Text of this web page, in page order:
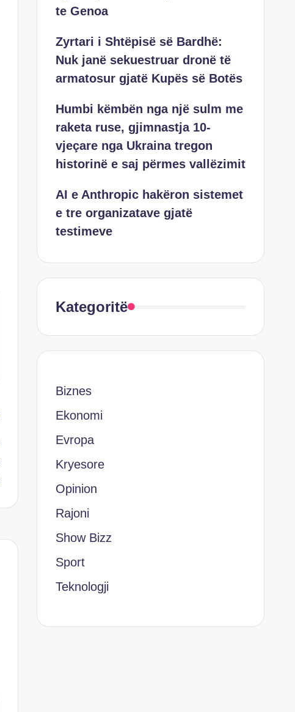
te Genoa
Zyrtari i Shtëpisë së Bardhë:
Nuk janë sekuestruar dronë të
armatosur gjatë Kupës së Botës
Humbi këmbën nga një sulm me
raketa ruse, gjimnastja 10-
vjeçare nga Ukraina tregon
historinë e saj përmes vallëzimit
AI e Anthropic hakëron sistemet
e tre organizatave gjatë
testimeve
Kategoritë
Biznes
Ekonomi
Evropa
Kryesore
Opinion
Rajoni
Show Bizz
Sport
Teknologji